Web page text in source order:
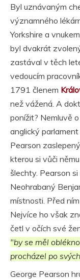
Byl uznávaným
významného
Yorkshire a
byl dvakrát
zastával v těch
vedoucím
1791 členem
než vážená. A
ponížit? Nemluvě
anglický
Pearson
kterou si vůči
šlechty. Pearson
Neohrabaný
místnosti. Před
Nejvíce ho však
četl v očích své
"by se měl
procházel po
George Pearson